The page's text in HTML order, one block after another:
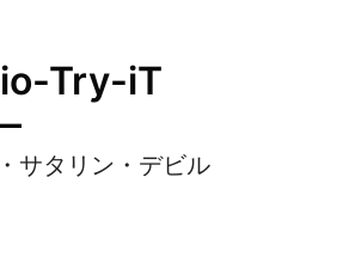
Try-iT
サタリン・デビル